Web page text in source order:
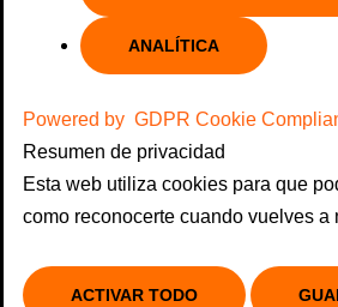
ANALÍTICA
Powered by GDPR Cookie
Resumen de privacidad
Esta web utiliza cookies para que
como reconocerte cuando vuelves
ACTIVAR TODO